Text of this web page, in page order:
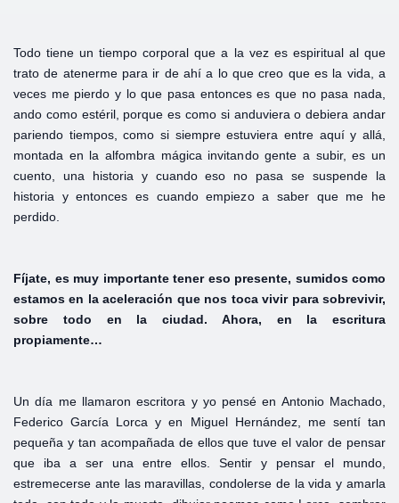
Todo tiene un tiempo corporal que a la vez es espiritual al que
trato de atenerme para ir de ahí a lo que creo que es la vida, a
veces me pierdo y lo que pasa entonces es que no pasa nada,
ando como estéril, porque es como si anduviera o debiera andar
pariendo tiempos, como si siempre estuviera entre aquí y allá,
montada en la alfombra mágica invitando gente a subir, es un
cuento, una historia y cuando eso no pasa se suspende la
historia y entonces es cuando empiezo a saber que me he
perdido.
Fíjate, es muy importante tener eso presente, sumidos como
estamos en la aceleración que nos toca vivir para sobrevivir,
sobre todo en la ciudad. Ahora, en la escritura
propiamente…
Un día me llamaron escritora y yo pensé en Antonio Machado,
Federico García Lorca y en Miguel Hernández, me sentí tan
pequeña y tan acompañada de ellos que tuve el valor de pensar
que iba a ser una entre ellos. Sentir y pensar el mundo,
estremecerse ante las maravillas, condolerse de la vida y amarla